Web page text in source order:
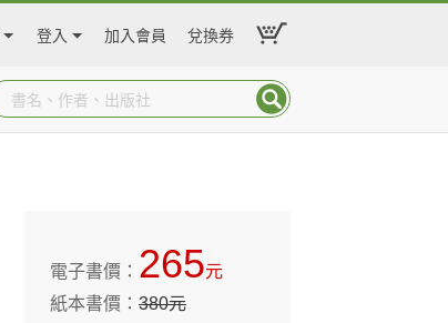
登入 加入會員 兌換券
電子書價： 265元
紙本書價：380元